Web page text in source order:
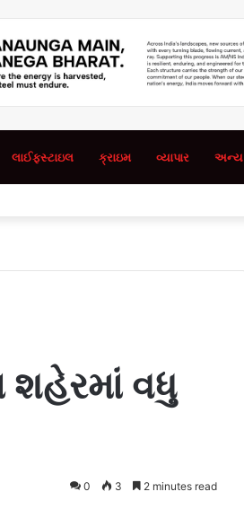
લાઈફસ્ટાઇલ ક્રાઇમ વ્યાપાર અન્ય
શહેરમાં વધુ
0 3 2 minutes read